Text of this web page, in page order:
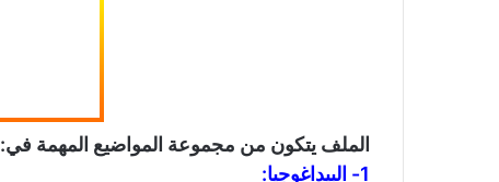
الملف يتكون من مجموعة المواضيع المهمة في:
1- البيداغوجيا: